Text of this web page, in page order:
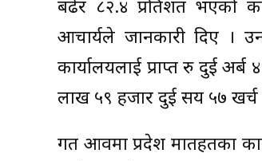
बढेर ८२.४ प्रतिशत भएको
आचार्यले जानकारी दिए ।
कार्यालयलाई प्राप्त रु दुई
लाख ५९ हजार दुई सय ५७ खर्च
गत आवमा प्रदेश मातहतका